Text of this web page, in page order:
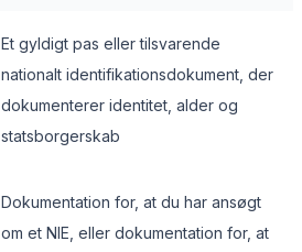
Et gyldigt pas eller tilsvarende
nationalt identifikationsdokument, der
dokumenterer identitet, alder og
statsborgerskab
Dokumentation for, at du har ansøgt
om et NIE, eller dokumentation for, at